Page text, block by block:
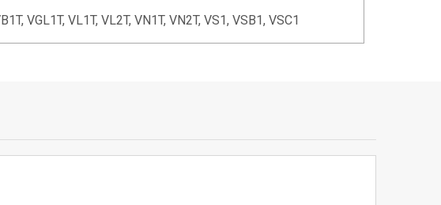
VGL1T, VL1T, VL2T, VN1T, VN2T, VS1, VSB1, VSC1